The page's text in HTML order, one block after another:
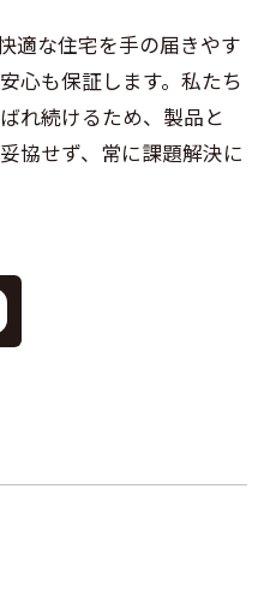
適な住宅を手の届きやす
心も保証します。私たち
れ続けるため、製品と
協せず、常に課題解決に